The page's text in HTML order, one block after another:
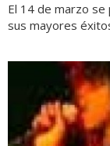
El 14 de marzo se
sus mayores